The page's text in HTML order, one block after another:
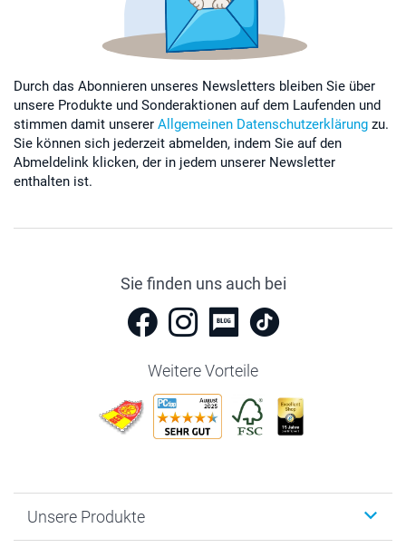
Durch das Abonnieren unseres Newsletters bleiben Sie über
unsere Produkte und Sonderaktionen auf dem Laufenden und
stimmen damit unserer Allgemeinen Datenschutzerklärung zu.
Sie können sich jederzeit abmelden, indem Sie auf den
Abmeldelink klicken, der in jedem unserer Newsletter
enthalten ist.
Sie finden uns auch bei
Weitere Vorteile
Unsere Produkte